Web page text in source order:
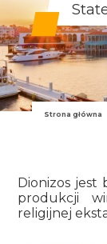
Strona główna
Dionizos jest
produkcji
religijnej